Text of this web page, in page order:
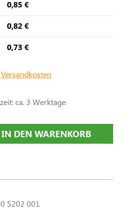
0,85 €
0,82 €
0,73 €
Versandkosten
ca. 3 Werktage
den gewünschten
IN DEN WARENKORB
5202 001